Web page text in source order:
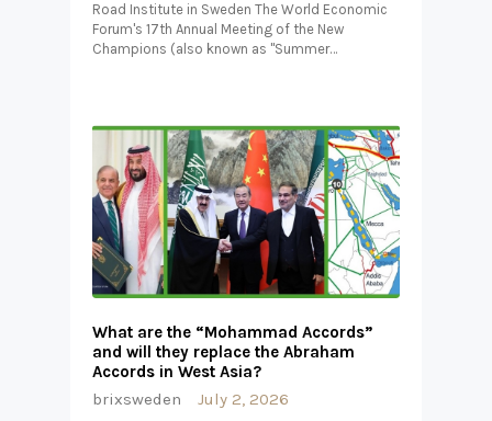
Road Institute in Sweden The World Economic
Forum's 17th Annual Meeting of the New
Champions (also known as "Summer…
What are the “Mohammad Accords”
and will they replace the Abraham
Accords in West Asia?
brixsweden
July 2, 2026